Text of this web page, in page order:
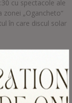
cu spectacole ale
„Ogancheto“
în care discul solar